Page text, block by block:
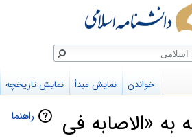
راهنما
«الاصابه فی
خواندن نمایش مبدأ نمایش تاریخچه